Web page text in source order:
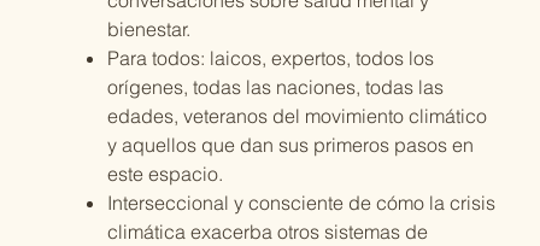
bienestar.
Para todos: laicos, expertos, todos los
orígenes, todas las naciones, todas las
edades, veteranos del movimiento climático
y aquellos que dan sus primeros pasos en
este espacio.
Interseccional y consciente de cómo la crisis
climática exacerba otros sistemas de